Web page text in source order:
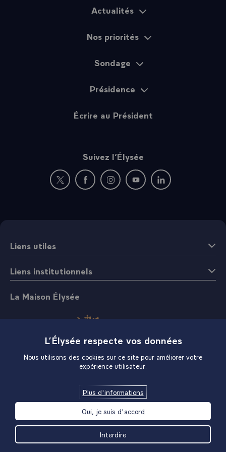
Actualités
Nos priorités
Sondage
Présidence
Écrire au Président
Suivez l’Élysée
Nouvelle fenêtre : rejoignez-nous sur Twitter
Nouvelle fenêtre : rejoignez-nous sur
Nouvelle fenêtre : rejoignez-nous
Nouvelle fenêtre :
Nouvelle fenêtre :
Liens utiles
Liens institutionnels
La Maison Élysée
L’Élysée respecte vos données
Nous utilisons des cookies sur ce site pour améliorer votre
expérience utilisateur.
Plus d'informations
Oui, je suis d'accord
Interdire